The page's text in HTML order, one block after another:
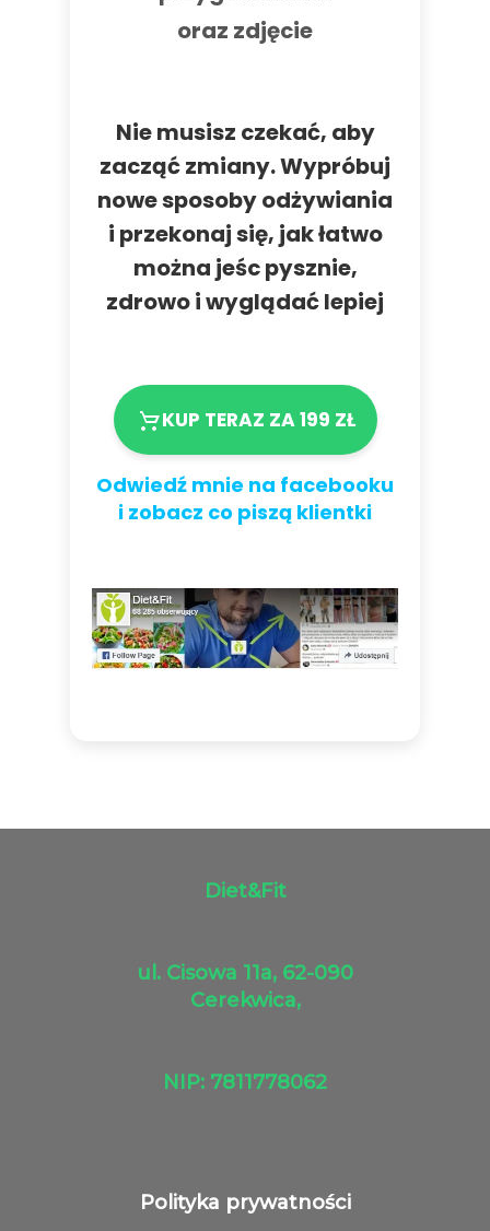
oraz zdjęcie
Nie musisz czekać, aby
zacząć zmiany. Wypróbuj
nowe sposoby odżywiania
i przekonaj się, jak łatwo
można jeśc pysznie,
zdrowo i wyglądać lepiej
KUP TERAZ ZA 199 ZŁ
Odwiedź mnie na facebooku
i zobacz co piszą klientki
Diet&Fit
ul. Cisowa 11a, 62-090
Cerekwica,
NIP: 7811778062
Polityka prywatności